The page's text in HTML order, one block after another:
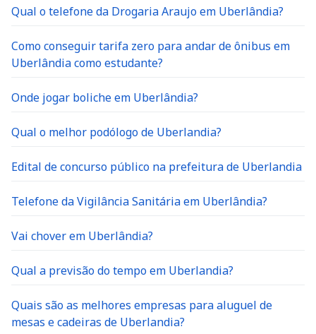
Qual o telefone da Drogaria Araujo em Uberlândia?
Como conseguir tarifa zero para andar de ônibus em
Uberlândia como estudante?
Onde jogar boliche em Uberlândia?
Qual o melhor podólogo de Uberlandia?
Edital de concurso público na prefeitura de Uberlandia
Telefone da Vigilância Sanitária em Uberlândia?
Vai chover em Uberlândia?
Qual a previsão do tempo em Uberlandia?
Quais são as melhores empresas para aluguel de
mesas e cadeiras de Uberlandia?